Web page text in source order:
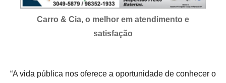
Carro & Cia, o melhor em atendimento e
satisfação
“A vida pública nos oferece a oportunidade de conhecer o